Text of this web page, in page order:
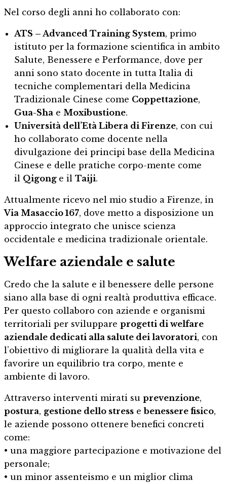
Nel corso degli anni ho collaborato con:
ATS – Advanced Training System, primo
istituto per la formazione scientifica in ambito
Salute, Benessere e Performance, dove per
anni sono stato docente in tutta Italia di
tecniche complementari della Medicina
Tradizionale Cinese come Coppettazione,
Gua-Sha e Moxibustione.
Università dell’Età Libera di Firenze, con cui
ho collaborato come docente nella
divulgazione dei principi base della Medicina
Cinese e delle pratiche corpo-mente come
il Qigong e il Taiji.
Attualmente ricevo nel mio studio a Firenze, in
Via Masaccio 167, dove metto a disposizione un
approccio integrato che unisce scienza
occidentale e medicina tradizionale orientale.
Welfare aziendale e salute
Credo che la salute e il benessere delle persone
siano alla base di ogni realtà produttiva efficace.
Per questo collaboro con aziende e organismi
territoriali per sviluppare progetti di welfare
aziendale dedicati alla salute dei lavoratori, con
l’obiettivo di migliorare la qualità della vita e
favorire un equilibrio tra corpo, mente e
ambiente di lavoro.
Attraverso interventi mirati su prevenzione,
postura, gestione dello stress ebenessere fisico,
le aziende possono ottenere benefici concreti
come:
• una maggiore partecipazione e motivazione del
personale;
• un minor assenteismo e un miglior clima